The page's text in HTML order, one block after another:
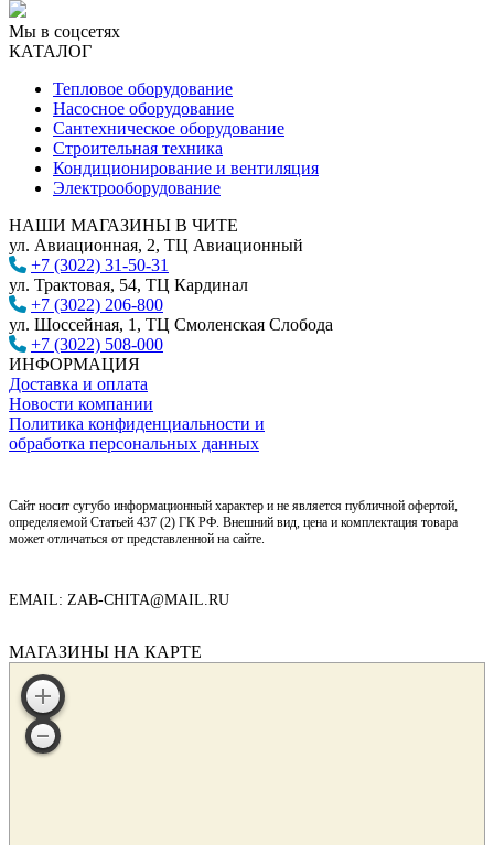
Мы в соцсетях
КАТАЛОГ
Тепловое оборудование
Насосное оборудование
Сантехническое оборудование
Строительная техника
Кондиционирование и вентиляция
Электрооборудование
НАШИ МАГАЗИНЫ В ЧИТЕ
ул. Авиационная, 2, ТЦ Авиационный
+7 (3022) 31-50-31
ул. Трактовая, 54, ТЦ Кардинал
+7 (3022) 206-800
ул. Шоссейная, 1, ТЦ Смоленская Слобода
+7 (3022) 508-000
ИНФОРМАЦИЯ
Доставка и оплата
Новости компании
Политика конфиденциальности и
обработка персональных данных
Сайт носит сугубо информационный характер и не является публичной офертой,
определяемой Статьей 437 (2) ГК РФ. Внешний вид, цена и комплектация товара
может отличаться от представленной на сайте.
EMAIL: ZAB-CHITA@MAIL.RU
МАГАЗИНЫ НА КАРТЕ